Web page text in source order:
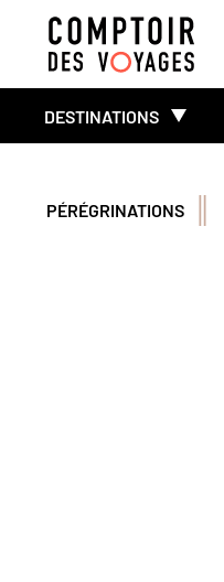
DESTINATIONS
PÉRÉGRINATIONS